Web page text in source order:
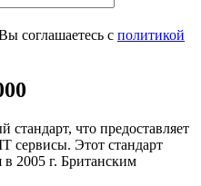
соглашаетесь с политикой
стандарт, что предоставляет
сервисы. Этот стандарт
в 2005 г. Британским